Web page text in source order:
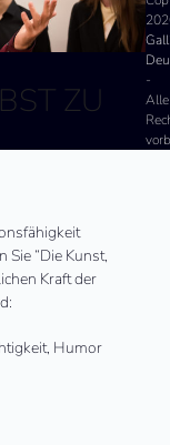
ZU
“Die Kunst,
Kraft der
Humor
-
Alle